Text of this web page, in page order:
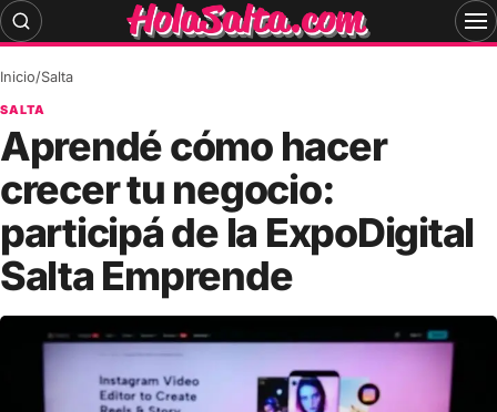
Skip
to
Inicio/Salta
SALTA
Aprendé cómo hacer
crecer tu negocio:
participá de la ExpoDigital
Salta Emprende